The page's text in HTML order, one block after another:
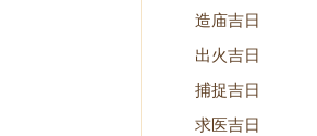
造庙吉日
出火吉日
捕捉吉日
求医吉日